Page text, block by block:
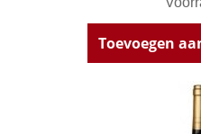
Toevoegen